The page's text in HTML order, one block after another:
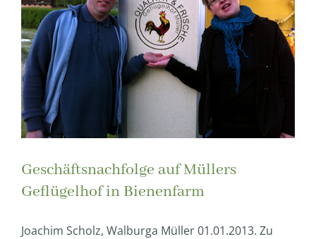
Geschäftsnachfolge auf Müllers
Geflügelhof in Bienenfarm
Joachim Scholz, Walburga Müller 01.01.2013. Zu